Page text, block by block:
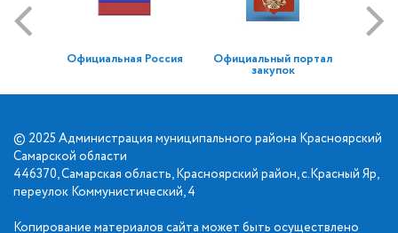
Официальная Россия Официальный портал
закупок
© 2025 Администрация муниципального района Красноярский
Самарской области
446370, Самарская область, Красноярский район, с.Красный Яр,
переулок Коммунистический, 4
Копирование материалов сайта может быть осуществлено